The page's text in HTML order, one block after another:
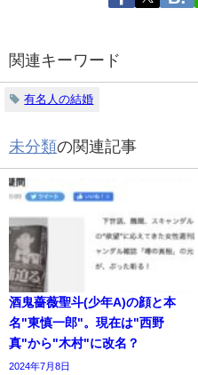
関連キーワード
有名人の結婚
未分類の関連記事
酒鬼薔薇聖斗(少年A)の顔と本
名"東慎一郎"。現在は"西野
真"から"木村"に改名？
2024年7月8日